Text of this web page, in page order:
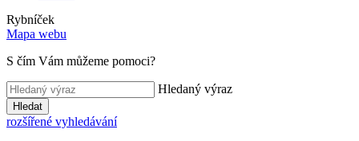
Rybníček
Mapa webu
S čím Vám můžeme pomoci?
Hledaný výraz
Hledat
rozšířené vyhledávání